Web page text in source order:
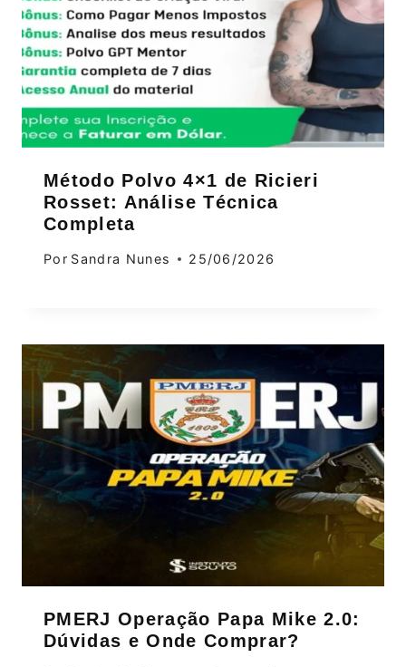
Método Polvo 4×1 de Ricieri
Rosset: Análise Técnica
Completa
Por Sandra Nunes 25/06/2026
PMERJ Operação Papa Mike 2.0:
Dúvidas e Onde Comprar?